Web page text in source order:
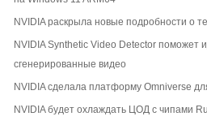
NVIDIA раскрыла новые подробности о
NVIDIA Synthetic Video Detector поможет
сгенерированные видео
NVIDIA сделала платформу Omniverse
NVIDIA будет охлаждать ЦОД с чипами